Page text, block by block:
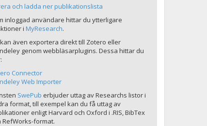
och ladda ner publikationslista
inloggad användare hittar du ytterligare
i MyResearch.
även exportera direkt till Zotero eller
genom webbläsarplugins. Dessa hittar du
Connector
Web Importer
SwePub erbjuder uttag av Researchs listor i
format, till exempel kan du få uttag av
enligt Harvard och Oxford i .RIS, BibTex
RefWorks-format.